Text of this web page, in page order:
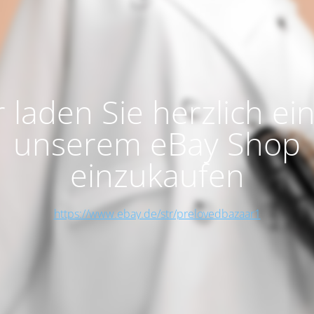
laden Sie herzlich
unserem eBay Shop
einzukaufen
https://www.ebay.de/str/prelovedbazaar1